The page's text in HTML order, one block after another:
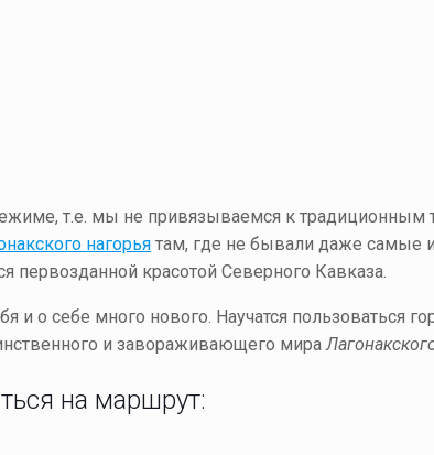
т.е. мы не привязываемся к традиционным
нагорья там, где не бывали даже самые
первозданной красотой Северного Кавказа.
и о себе много нового. Научатся пользоваться
и завораживающего мира
на маршрут: